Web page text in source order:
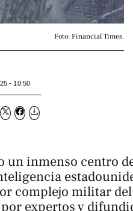
Foto: Financial Times.
- 10:50
un inmenso centro
complejo militar
expertos y